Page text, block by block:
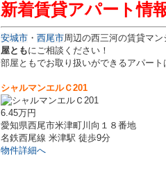
新着賃貸アパート情
安城市 ・ 西尾市周辺の西三河の賃貸マ
屋ともにご相談ください！
部屋ともでお取り扱いができるアパート
シャルマンエルＣ201
6.45万円
愛知県西尾市米津町川向１８番地
名鉄西尾線 米津駅 徒歩9分
物件詳細へ